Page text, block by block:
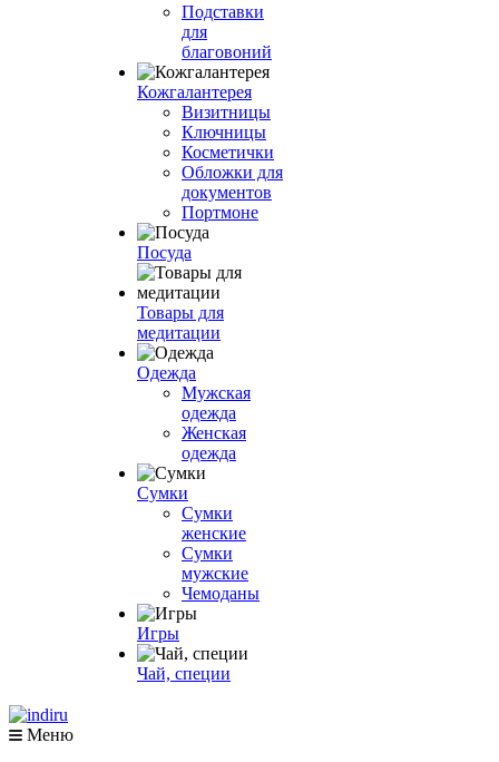
Подставки
для
благовоний
Кожгалантерея
Визитницы
Ключницы
Косметички
Обложки для
документов
Портмоне
Посуда
Товары для
медитации
Одежда
Мужская
одежда
Женская
одежда
Сумки
Сумки
женские
Сумки
мужские
Чемоданы
Игры
Чай, специи
Меню